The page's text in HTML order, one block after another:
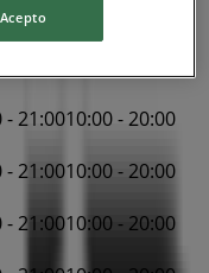
- 21:0010:00 - 20:00
- 21:0010:00 - 20:00
- 21:0010:00 - 20:00
Acepto